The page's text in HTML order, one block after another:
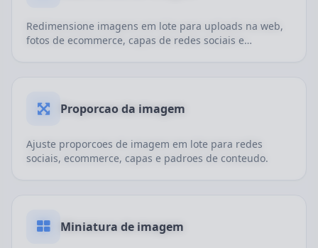
Redimensione imagens em lote para uploads na web,
fotos de ecommerce, capas de redes sociais e
Proporcao da imagem
Ajuste proporcoes de imagem em lote para redes
sociais, ecommerce, capas e padroes de conteudo.
Miniatura de imagem